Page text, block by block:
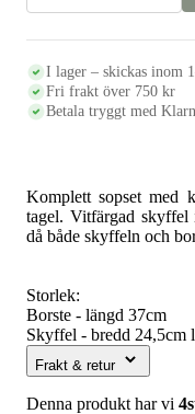
kort
mängd
I lager – skickas inom
Fri frakt över 750 kr
Betala tryggt med
Komplett sopset med
tagel. Vitfärgad skyffel
då både skyffeln och
Storlek:
Borste - längd 37cm
Skyffel - bredd 24,5cm
Frakt & retur
Denna produkt har vi